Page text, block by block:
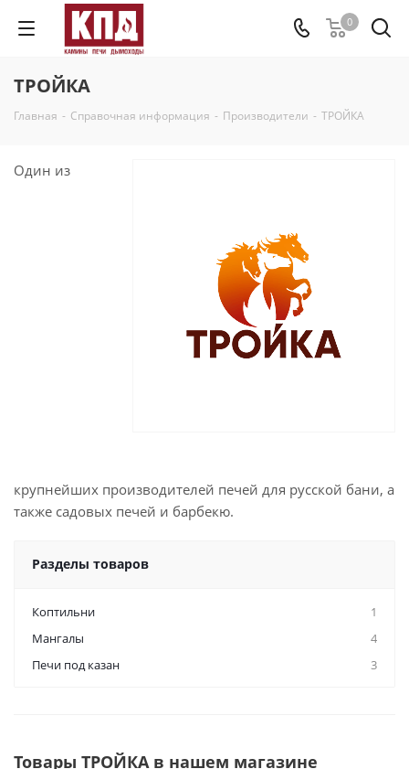
0
ТРОЙКА
Главная - Справочная информация - Производители - ТРОЙКА
Один из
крупнейших производителей печей для русской бани, а
также садовых печей и барбекю.
Разделы товаров
Коптильни
1
Мангалы
4
Печи под казан
3
Товары ТРОЙКА в нашем магазине